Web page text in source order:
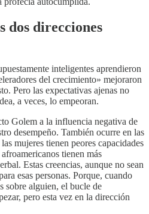
dos direcciones
inteligentes aprendieron
del crecimiento» mejoraron
Pero las expectativas ajenas no
a veces, lo empeoran.
Golem a la influencia negativa de
desempeño. También ocurre en las
mujeres tienen peores capacidades
tienen más
Estas creencias, aunque no sean
esas personas. Porque, cuando
sobre alguien, el bucle de
pero esta vez en la dirección